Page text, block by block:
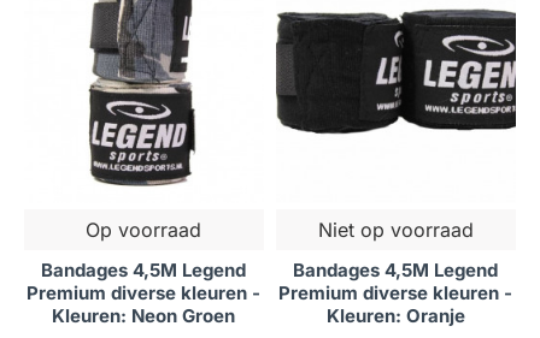
Op voorraad
Bandages 4,5M Legend
Premium diverse kleuren -
Kleuren: Neon Groen
Niet op voorraad
Bandages 4,5M Legend
Premium diverse kleuren -
Kleuren: Oranje